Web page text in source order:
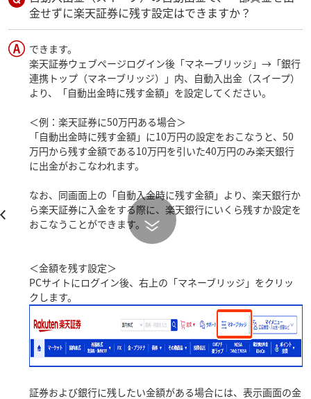
金せずに楽天証券に残す設定はできますか？
できます。
楽天証券ウェブページログイン後「マネーブリッジ」→「銀行
連携トップ（マネーブリッジ）」内、自動入出金（スイープ）
より、「自動出金時に残す金額」を設定してください。
＜例：楽天証券に50万円ある場合＞
「自動出金時に残す金額」に10万円の設定をおこなうと、50
万円から残す金額である10万円を引いた40万円のみ楽天銀行
に出金がおこなわれます。
なお、同画面上の「自動入金時に残す金額」より、楽天銀行か
ら楽天証券に入金をする際に、楽天銀行にいくら残すか設定を
おこなうことができます。
＜金額を残す設定＞
PCサイトにログイン後、右上の「マネーブリッジ」をクリッ
クします。
証券および銀行に残したい金額がある場合には、表示画面の金